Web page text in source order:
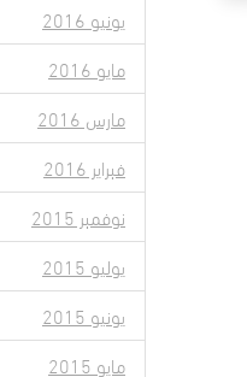
يونيو 2016
مايو 2016
مارس 2016
فبراير 2016
نوفمبر 2015
يوليو 2015
يونيو 2015
مايو 2015